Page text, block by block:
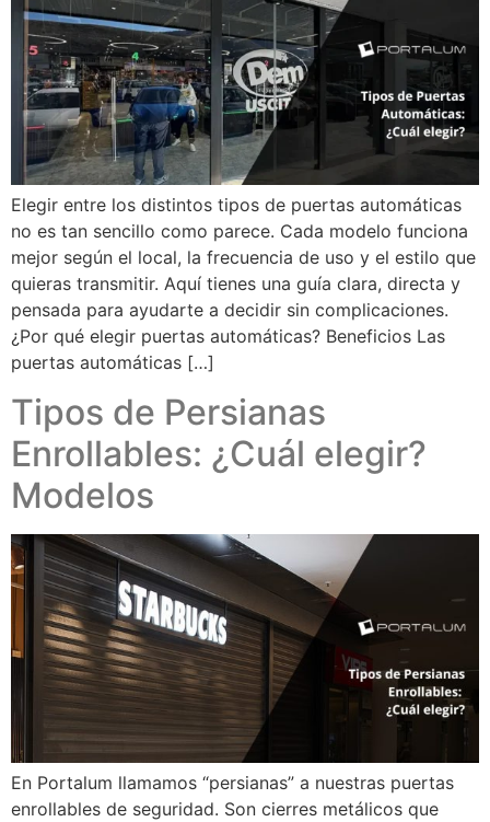
Elegir entre los distintos tipos de puertas automáticas
no es tan sencillo como parece. Cada modelo funciona
mejor según el local, la frecuencia de uso y el estilo que
quieras transmitir. Aquí tienes una guía clara, directa y
pensada para ayudarte a decidir sin complicaciones.
¿Por qué elegir puertas automáticas? Beneficios Las
puertas automáticas […]
Tipos de Persianas
Enrollables: ¿Cuál elegir?
Modelos
En Portalum llamamos “persianas” a nuestras puertas
enrollables de seguridad. Son cierres metálicos que